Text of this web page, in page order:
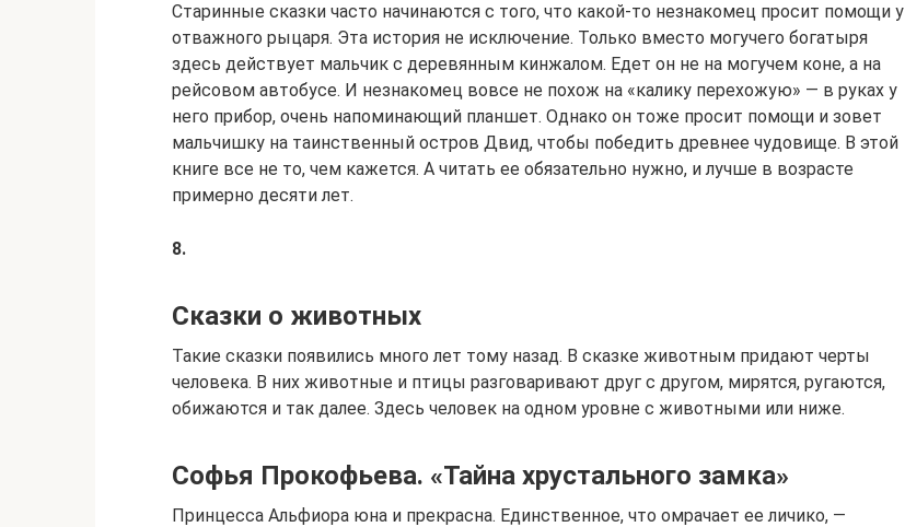
Старинные сказки часто начинаются с того, что какой-то незнакомец просит помощи у
отважного рыцаря. Эта история не исключение. Только вместо могучего богатыря
здесь действует мальчик с деревянным кинжалом. Едет он не на могучем коне, а на
рейсовом автобусе. И незнакомец вовсе не похож на «калику перехожую» — в руках у
него прибор, очень напоминающий планшет. Однако он тоже просит помощи и зовет
мальчишку на таинственный остров Двид, чтобы победить древнее чудовище. В этой
книге все не то, чем кажется. А читать ее обязательно нужно, и лучше в возрасте
примерно десяти лет.
8.
Сказки о животных
Такие сказки появились много лет тому назад. В сказке животным придают черты
человека. В них животные и птицы разговаривают друг с другом, мирятся, ругаются,
обижаются и так далее. Здесь человек на одном уровне с животными или ниже.
Софья Прокофьева. «Тайна хрустального замка»
Принцесса Альфиора юна и прекрасна. Единственное, что омрачает ее личико, —